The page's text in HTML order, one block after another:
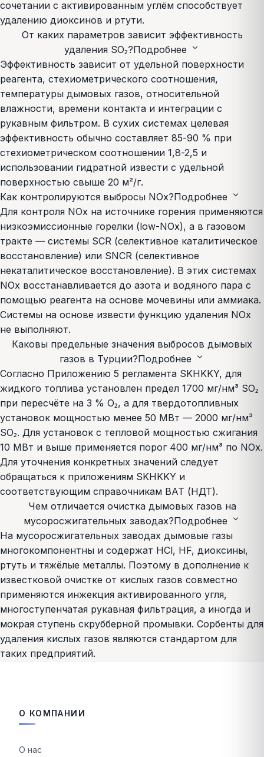
сочетании с активированным углём способствует
удалению диоксинов и ртути.
От каких параметров зависит эффективность
удаления SO₂?Подробнее expand_more
Эффективность зависит от удельной поверхности
реагента, стехиометрического соотношения,
температуры дымовых газов, относительной
влажности, времени контакта и интеграции с
рукавным фильтром. В сухих системах целевая
эффективность обычно составляет 85-90 % при
стехиометрическом соотношении 1,8-2,5 и
использовании гидратной извести с удельной
поверхностью свыше 20 м²/г.
Как контролируются выбросы NOx?Подробнее expand_more
Для контроля NOx на источнике горения применяются
низкоэмиссионные горелки (low-NOx), а в газовом
тракте — системы SCR (селективное каталитическое
восстановление) или SNCR (селективное
некаталитическое восстановление). В этих системах
NOx восстанавливается до азота и водяного пара с
помощью реагента на основе мочевины или аммиака.
Системы на основе извести функцию удаления NOx
не выполняют.
Каковы предельные значения выбросов дымовых
газов в Турции?Подробнее expand_more
Согласно Приложению 5 регламента SKHKKY, для
жидкого топлива установлен предел 1700 мг/нм³ SO₂
при пересчёте на 3 % O₂, а для твердотопливных
установок мощностью менее 50 МВт — 2000 мг/нм³
SO₂. Для установок с тепловой мощностью сжигания
10 МВт и выше применяется порог 400 мг/нм³ по NOx.
Для уточнения конкретных значений следует
обращаться к приложениям SKHKKY и
соответствующим справочникам BAT (НДТ).
Чем отличается очистка дымовых газов на
мусоросжигательных заводах?Подробнее expand_more
На мусоросжигательных заводах дымовые газы
многокомпонентны и содержат HCl, HF, диоксины,
ртуть и тяжёлые металлы. Поэтому в дополнение к
известковой очистке от кислых газов совместно
применяются инжекция активированного угля,
многоступенчатая рукавная фильтрация, а иногда и
мокрая ступень скрубберной промывки. Сорбенты для
удаления кислых газов являются стандартом для
таких предприятий.
О КОМПАНИИ
О нас